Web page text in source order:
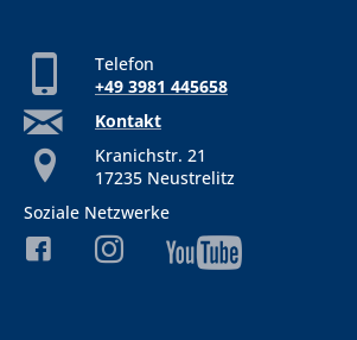
Telefon
+49 3981 445658
Kontakt
Kranichstr. 21
17235 Neustrelitz
Soziale Netzwerke